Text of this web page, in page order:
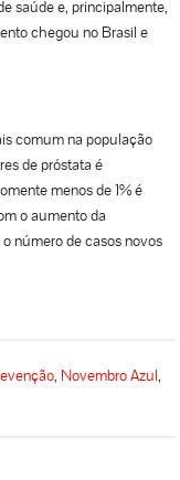
saúde e, principalmente,
chegou no Brasil e
comum na população
de próstata é
menos de 1% é
o aumento da
número de casos novos
, Novembro Azul,